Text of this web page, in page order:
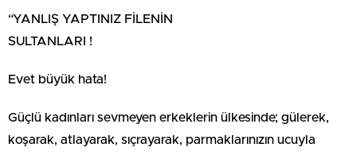
“YANLIŞ YAPTINIZ FİLENİN
SULTANLARI !
Evet büyük hata!
Güçlü kadınları sevmeyen erkeklerin ülkesinde; gülerek,
koşarak, atlayarak, sıçrayarak, parmaklarınızın ucuyla